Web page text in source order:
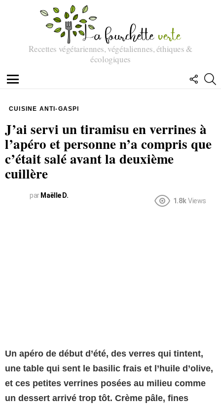
Recettes végétariennes, végétaliennes, éthiques &
écologiques
Menu
NOUS
CUISINE ANTI-GASPI
J’ai servi un tiramisu en verrines à
l’apéro et personne n’a compris que
c’était salé avant la deuxième
cuillère
par Maëlle D.
1.8k Views
Un apéro de début d’été, des verres qui tintent,
une table qui sent le basilic frais et l’huile d’olive,
et ces petites verrines posées au milieu comme
un dessert arrivé trop tôt. Crème pâle, fines